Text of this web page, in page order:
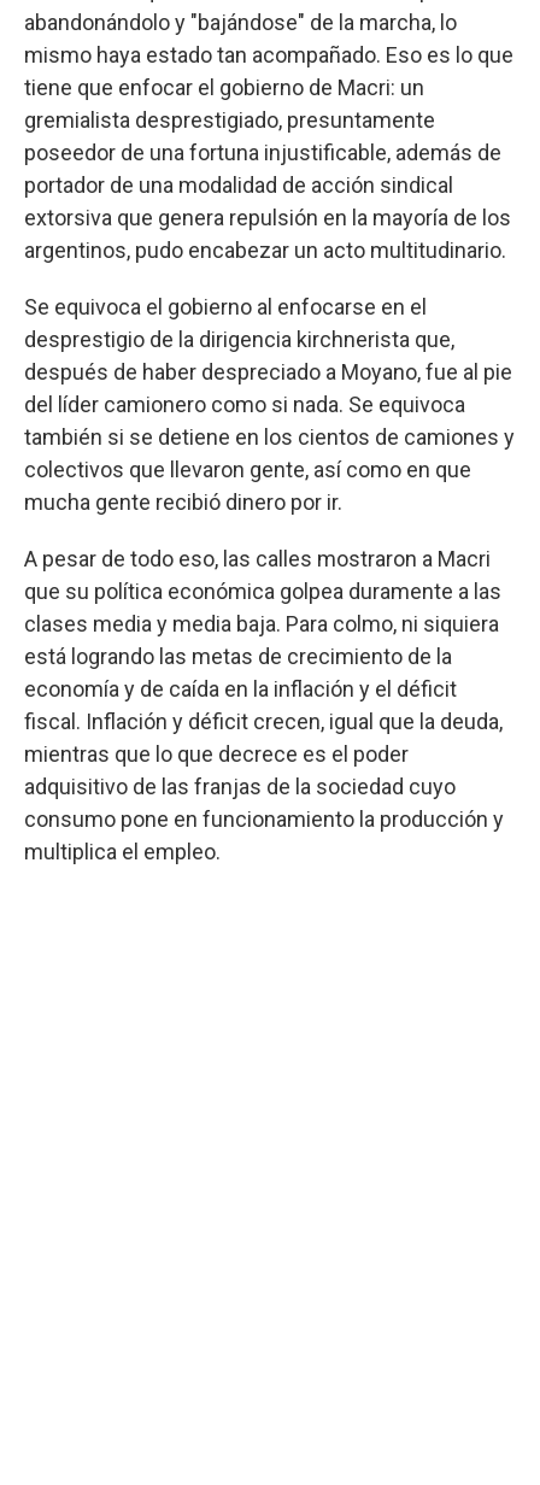
abandonándolo y "bajándose" de la marcha, lo
mismo haya estado tan acompañado. Eso es lo que
tiene que enfocar el gobierno de Macri: un
gremialista desprestigiado, presuntamente
poseedor de una fortuna injustificable, además de
portador de una modalidad de acción sindical
extorsiva que genera repulsión en la mayoría de los
argentinos, pudo encabezar un acto multitudinario.
Se equivoca el gobierno al enfocarse en el
desprestigio de la dirigencia kirchnerista que,
después de haber despreciado a Moyano, fue al pie
del líder camionero como si nada. Se equivoca
también si se detiene en los cientos de camiones y
colectivos que llevaron gente, así como en que
mucha gente recibió dinero por ir.
A pesar de todo eso, las calles mostraron a Macri
que su política económica golpea duramente a las
clases media y media baja. Para colmo, ni siquiera
está logrando las metas de crecimiento de la
economía y de caída en la inflación y el déficit
fiscal. Inflación y déficit crecen, igual que la deuda,
mientras que lo que decrece es el poder
adquisitivo de las franjas de la sociedad cuyo
consumo pone en funcionamiento la producción y
multiplica el empleo.